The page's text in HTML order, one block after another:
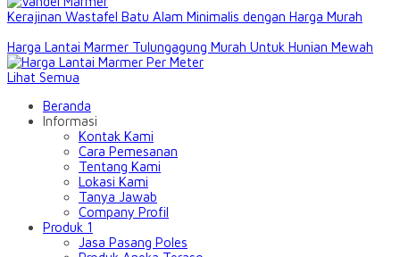
Kerajinan Wastafel Batu Alam Minimalis dengan Harga Murah
Harga Lantai Marmer Tulungagung Murah Untuk Hunian Mewah
Lihat Semua
Beranda
Informasi
Kontak Kami
Cara Pemesanan
Tentang Kami
Lokasi Kami
Tanya Jawab
Company Profil
Produk 1
Jasa Pasang Poles